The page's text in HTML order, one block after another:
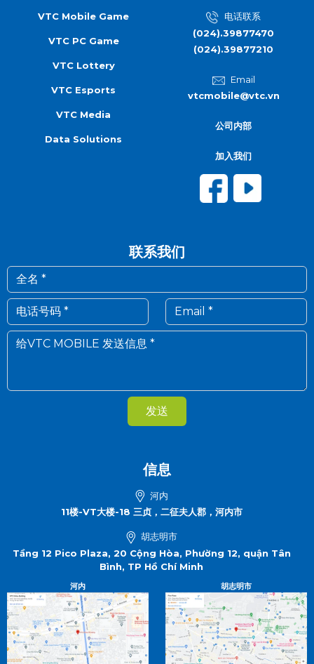
VTC Mobile Game
VTC PC Game
VTC Lottery
VTC Esports
VTC Media
Data Solutions
电话联系
(024).39877470
(024).39877210
Email
vtcmobile@vtc.vn
公司内部
加入我们
联系我们
发送
信息
河内
11楼-VT大楼-18 三贞，二征夫人郡，河内市
胡志明市
Tầng 12 Pico Plaza, 20 Cộng Hòa, Phường 12, quận Tân
Bình, TP Hồ Chí Minh
河内 胡志明市